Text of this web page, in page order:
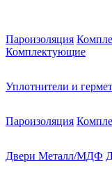
Пароизоляция
Комплектующие
Уплотнители и
Пароизоляция
Двери Металл/МДФ